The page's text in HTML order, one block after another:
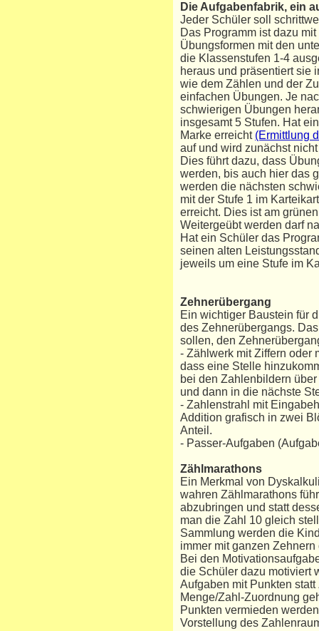
Die Aufgabenfabrik, ein
Jeder Schüler soll
Das Programm ist dazu
Übungsformen mit den
die Klassenstufen 1-4
heraus und präsentiert sie
wie dem Zählen und der
einfachen Übungen. Je
schwierigen Übungen
insgesamt 5 Stufen. Hat
Marke erreicht (Ermittlung
auf und wird zunächst
Dies führt dazu, dass
werden, bis auch hier das
werden die nächsten
mit der Stufe 1 im
erreicht. Dies ist am
Weitergeübt werden darf
Hat ein Schüler das
seinen alten
jeweils um eine Stufe im
Zehnerübergang
Ein wichtiger Baustein für
des Zehnerübergangs.
sollen, den
- Zählwerk mit Ziffern oder
dass eine Stelle
bei den Zahlenbildern
und dann in die nächste
- Zahlenstrahl mit
Addition grafisch in zwei
Anteil.
- Passer-Aufgaben
Zählmarathons
Ein Merkmal von
wahren Zählmarathons
abzubringen und statt
man die Zahl 10 gleich
Sammlung werden die
immer mit ganzen
Bei den
die Schüler dazu motiviert
Aufgaben mit Punkten
Menge/Zahl-Zuordnung
Punkten vermieden
Vorstellung des